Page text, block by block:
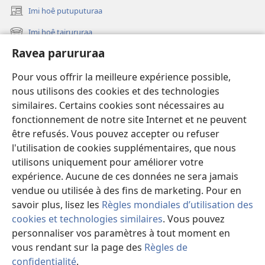
Ravea parururaa
Pour vous offrir la meilleure expérience possible,
nous utilisons des cookies et des technologies
similaires. Certains cookies sont nécessaires au
fonctionnement de notre site Internet et ne peuvent
être refusés. Vous pouvez accepter ou refuser
l'utilisation de cookies supplémentaires, que nous
utilisons uniquement pour améliorer votre
expérience. Aucune de ces données ne sera jamais
vendue ou utilisée à des fins de marketing. Pour en
savoir plus, lisez les Règles mondiales d’utilisation des
cookies et technologies similaires. Vous pouvez
personnaliser vos paramètres à tout moment en
vous rendant sur la page des Règles de
confidentialité.
Bibilia
Imi hoê putuputuraa
(opens
new Imi hoê tairururaa
(opens
new
window)
Eaha te mea apî
Video
Maimiraa
Te mau ô
(opens
new
window)VAIRAA PAPAI NATIRARA Watchtower
(opens
new
window)JW Hub ®
(opens
new
window)
Copyright© 2026 Watch Tower Bible and Tract Society of Pennsylvania.
PARAU NO TE FAAOHIPARAA